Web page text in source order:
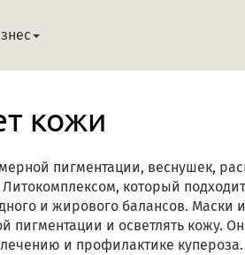
кожи
пигментации, веснушек,
который
и жирового балансов. Маски
и осветлять кожу.
и профилактике купероза.